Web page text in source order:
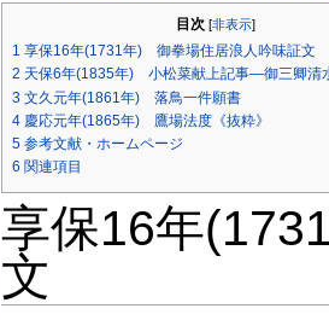
目次 [非表示]
1 享保16年(1731年) 御拳場住居浪人吟味証文
2 天保6年(1835年) 小松菜献上記事―御三卿清
3 文久元年(1861年) 落鳥一件願書
4 慶応元年(1865年) 鷹場法度《抜粋》
5 参考文献・ホームページ
6 関連項目
享保16年
文